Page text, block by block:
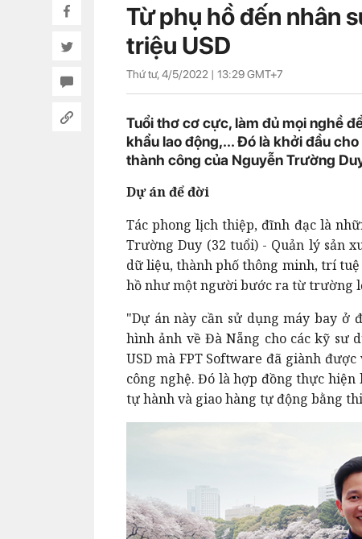
Từ phụ hồ đến nhân
triệu USD
Thứ tư, 4/5/2022 | 13:29GMT+7
Tuổi thơ cơ cực, làm đủ mọi nghề
khẩu lao động,... Đó là khởi đầu
thành công của Nguyễn Trường
Dự án để đời
Tác phong lịch thiệp, đĩnh đạc là
Trường Duy (32 tuổi) - Quản lý sản
dữ liệu, thành phố thông minh, trí tuệ
hồ như một người bước ra từ trường
"Dự án này cần sử dụng máy bay ở
hình ảnh về Đà Nẵng cho các kỹ sư
USD mà FPT Software đã giành
công nghệ. Đó là hợp đồng thực
tự hành và giao hàng tự động bằng